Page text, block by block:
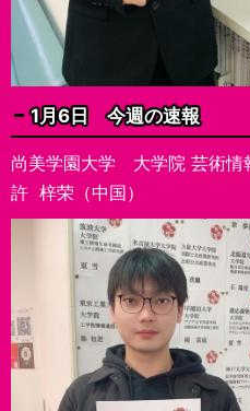
1月6日 今週の速報
尚美学園大学 大学院 芸術
許 梓荣（中国）